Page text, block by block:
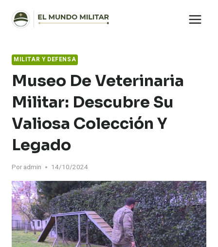
contenido
MILITAR Y DEFENSA
Museo De Veterinaria
Militar: Descubre Su
Valiosa Colección Y
Legado
Por admin 14/10/2024